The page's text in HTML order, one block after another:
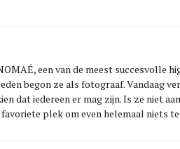
een van de meest succesvolle
begon ze als fotograaf. Vandaag
dat iedereen er mag zijn. Is ze niet
plek om even helemaal niets te